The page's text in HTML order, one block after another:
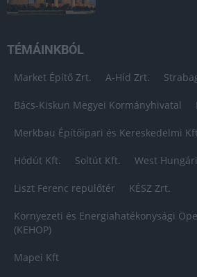
TÉMÁINKBÓL
Market Építő Zrt. A-Híd Zrt.
Bács-Kiskun Megyei Kormányhivatal
Merkbau Építőipari és Kereskedelmi
Hódút Kft. Soltút Kft. West
Liszt Ferenc repülőtér KÉSZ Zrt.
Környezeti és Energiahatékonysági
(KEHOP)
Mapei Kft